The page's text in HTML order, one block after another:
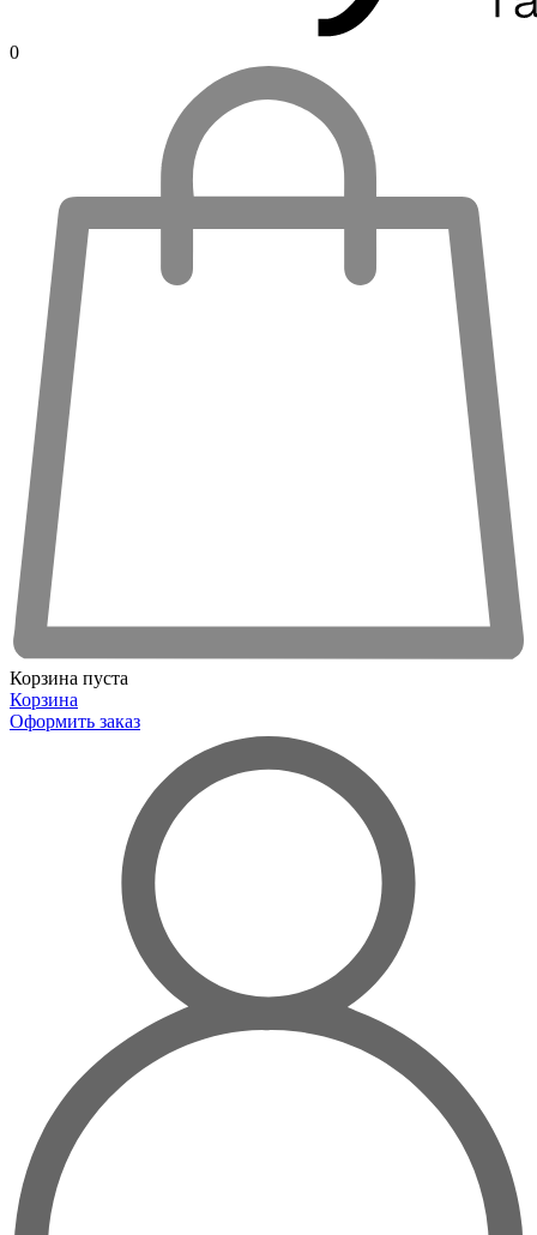
0
Корзина пуста
Корзина
Оформить заказ